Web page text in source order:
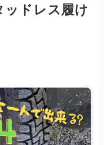
ッドレス履け